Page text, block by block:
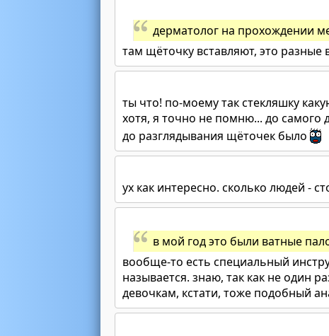
дерматолог на прохождении
там щёточку вставляют, это разные
ты что! по-моему так стекляшку
хотя, я точно не помню... до самого
до разглядывания щёточек было
ух как интересно. сколько людей -
в мой год это были ватные
вообще-то есть специальный
называется. знаю, так как не один
девочкам, кстати, тоже подобный